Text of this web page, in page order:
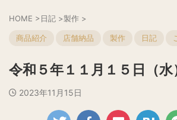
HOME >日記 >製作 >
商品紹介 店舗納品 製作 日記
令和５年１１月１５日（水
2023年11月15日